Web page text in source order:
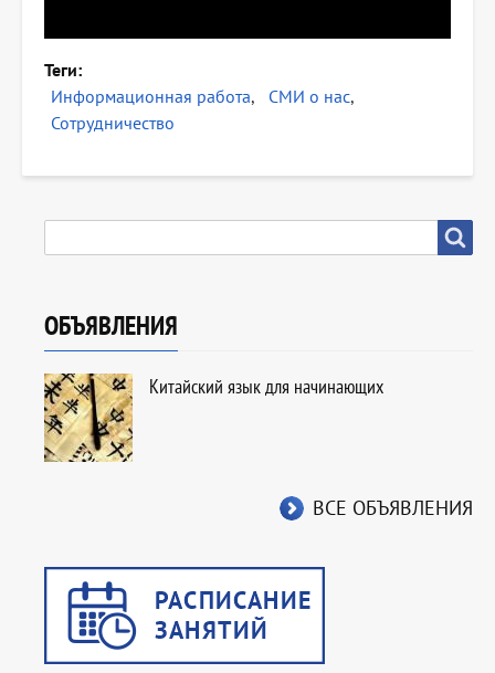
Теги
Информационная работа
СМИ о нас
Сотрудничество
ОБЪЯВЛЕНИЯ
Китайский язык для начинающих
ВСЕ ОБЪЯВЛЕНИЯ